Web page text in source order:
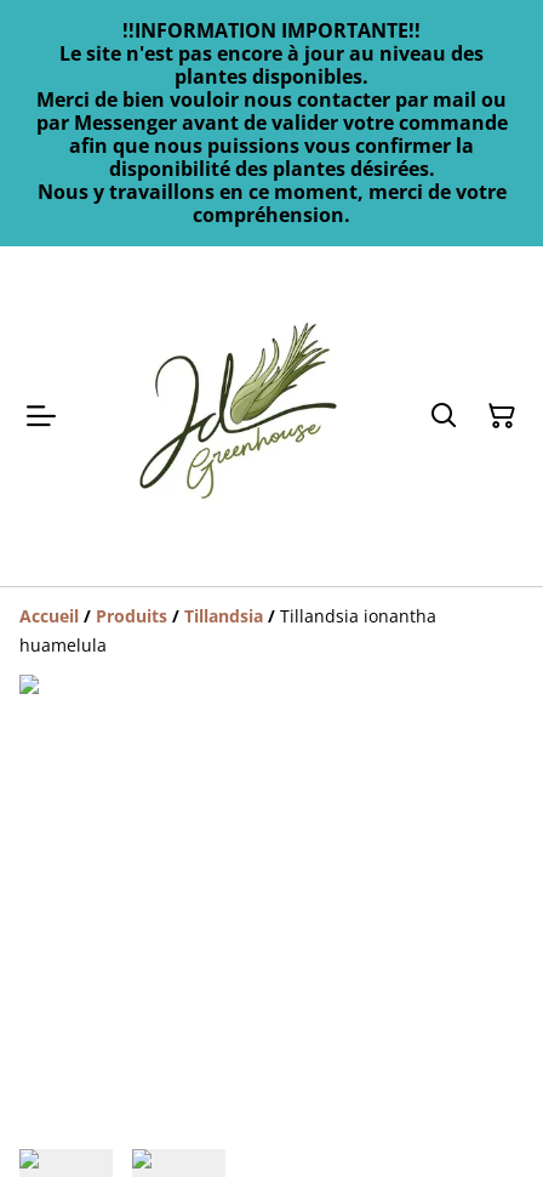
!!INFORMATION IMPORTANTE!!
Le site n'est pas encore à jour au niveau des
plantes disponibles.
Merci de bien vouloir nous contacter par mail ou
par Messenger avant de valider votre commande
afin que nous puissions vous confirmer la
disponibilité des plantes désirées.
Nous y travaillons en ce moment, merci de votre
compréhension.
Accueil / Produits / Tillandsia / Tillandsia ionantha
huamelula